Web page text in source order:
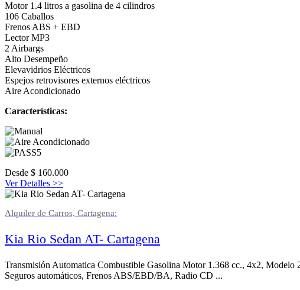
Motor 1.4 litros a gasolina de 4 cilindros
106 Caballos
Frenos ABS + EBD
Lector MP3
2 Airbargs
Alto Desempeño
Elevavidrios Eléctricos
Espejos retrovisores externos eléctricos
Aire Acondicionado
Características:
Desde $ 160.000
Ver Detalles >>
Alquiler de Carros, Cartagena:
Kia Rio Sedan AT- Cartagena
Transmisión Automatica Combustible Gasolina Motor 1.368 cc., 4x2,
Seguros automáticos, Frenos ABS/EBD/BA, Radio CD ...